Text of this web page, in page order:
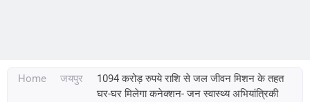
Home जयपुर
1094 करोड़ रुपये राशि से जल जीवन मिशन के तहत
घर-घर मिलेगा कनेक्शन- जन स्वास्थ्य अभियांत्रिकी